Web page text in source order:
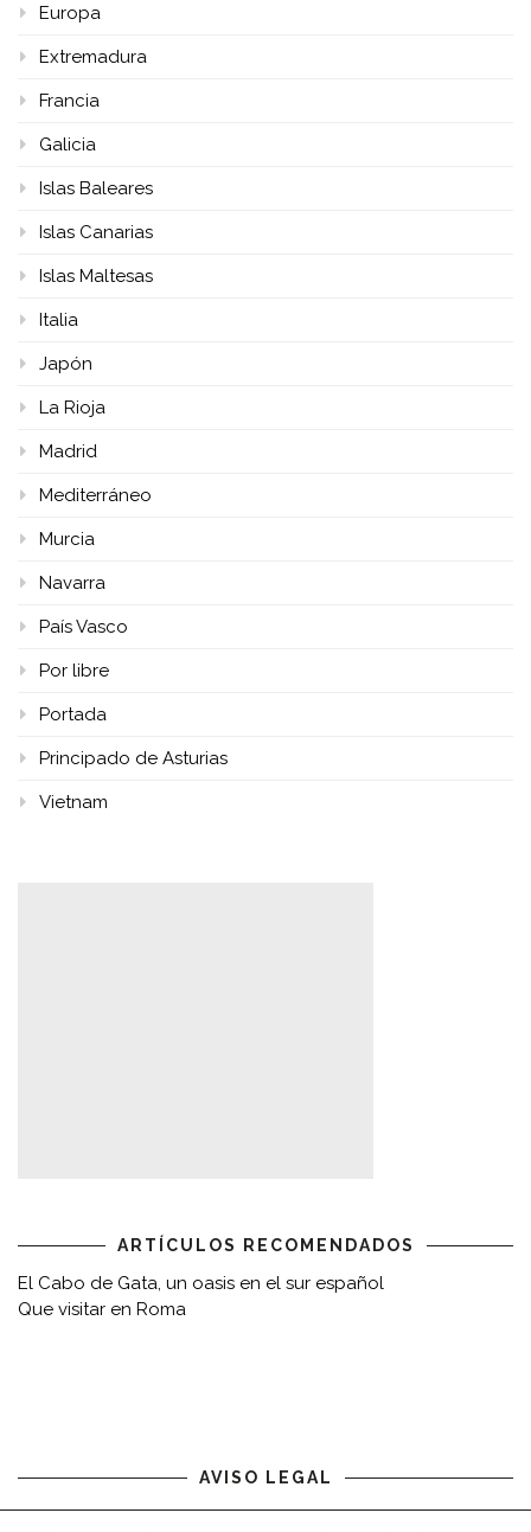
Europa
Extremadura
Francia
Galicia
Islas Baleares
Islas Canarias
Islas Maltesas
Italia
Japón
La Rioja
Madrid
Mediterráneo
Murcia
Navarra
País Vasco
Por libre
Portada
Principado de Asturias
Vietnam
ARTÍCULOS RECOMENDADOS
El Cabo de Gata, un oasis en el sur español
Que visitar en Roma
AVISO LEGAL